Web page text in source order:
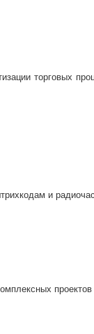
торговых
и